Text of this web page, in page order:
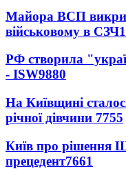
Майора ВСП
військовому в СЗЧ
РФ створила
- ISW9880
На Київщині
річної дівчини 7755
Київ про рішення
прецедент7661